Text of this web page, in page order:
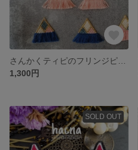
1,300円
SOLD OUT